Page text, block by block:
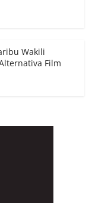
Wakili
Film